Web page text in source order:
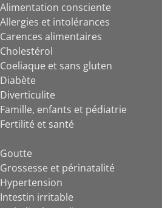
consciente
et intolérances
alimentaires
et sans gluten
enfants et pédiatrie
et santé
et périnatalité
irritable